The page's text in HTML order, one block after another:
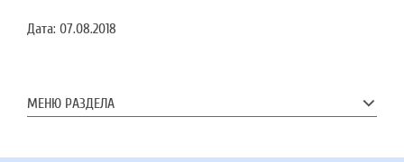
Дата: 07.08.2018
МЕНЮ РАЗДЕЛА